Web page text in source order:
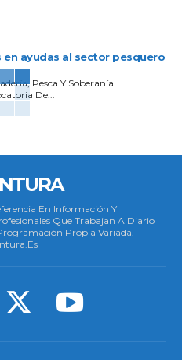
en ayudas al sector pesquero
Pesca Y Soberanía
De...
En Información Y
Que Trabajan A Diario
Propia Variada.